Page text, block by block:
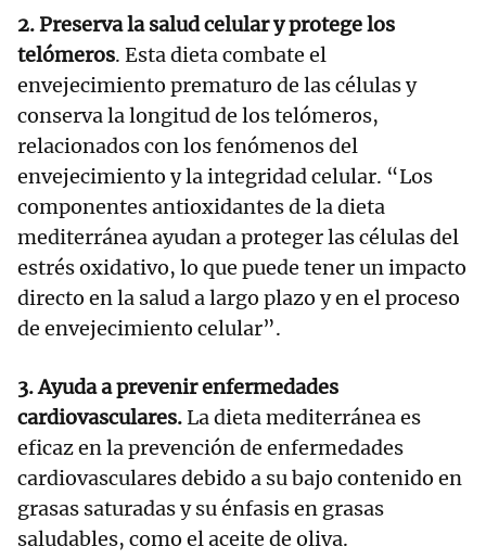
2. Preserva la salud celular y protege los
telómeros. Esta dieta combate el
envejecimiento prematuro de las células y
conserva la longitud de los telómeros,
relacionados con los fenómenos del
envejecimiento y la integridad celular. “Los
componentes antioxidantes de la dieta
mediterránea ayudan a proteger las células del
estrés oxidativo, lo que puede tener un impacto
directo en la salud a largo plazo y en el proceso
de envejecimiento celular”.
3. Ayuda a prevenir enfermedades
cardiovasculares.La dieta mediterránea es
eficaz en la prevención de enfermedades
cardiovasculares debido a su bajo contenido en
grasas saturadas y su énfasis en grasas
saludables, como el aceite de oliva.